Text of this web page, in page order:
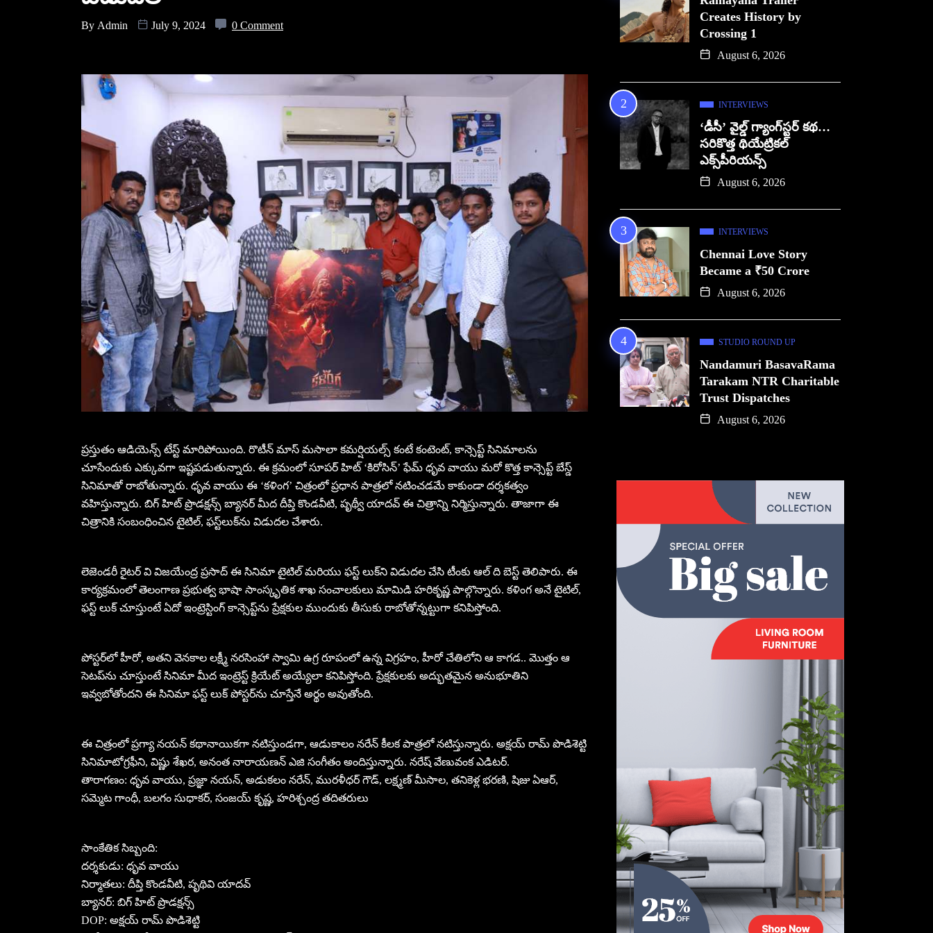
By Admin July 9, 2024 0 Comment
ప్రస్తుతం ఆడియెన్స్ టేస్ట్ మారిపోయింది. రొటీన్ మాస్ మసాలా కమర్షియల్స్ కంటే కంటెంట్, కాన్సెప్ట్ సినిమాలను
చూసేందుకు ఎక్కువగా ఇష్టపడుతున్నారు. ఈ క్రమంలో సూపర్‌ హిట్ ‘కిరోసిన్’ ఫేమ్ ధృవ వాయు మరో కొత్త కాన్సెప్ట్ బేస్డ్
సినిమాతో రాబోతున్నారు. ధృవ వాయు ఈ ‘కళింగ’ చిత్రంలో ప్రధాన పాత్రలో నటించడమే కాకుండా దర్శకత్వం
వహిస్తున్నారు. బిగ్ హిట్ ప్రొడక్షన్స్‌ బ్యానర్ మీద దీప్తి కొండవీటి, పృథ్వీ యాదవ్‌ ఈ చిత్రాన్ని నిర్మిస్తున్నారు. తాజాగా ఈ
చిత్రానికి సంబంధించిన టైటిల్‌, ఫస్ట్‌లుక్‌ను విడుదల చేశారు.
లెజెండరీ రైటర్ వి విజయేంద్ర ప్రసాద్ ఈ సినిమా టైటిల్ మరియు ఫస్ట్ లుక్‌ని విడుదల చేసి టీంకు ఆల్ ది బెస్ట్ తెలిపారు. ఈ
కార్యక్రమంలో తెలంగాణ ప్రభుత్వ భాషా సాంస్కృతిక శాఖ సంచాలకులు మామిడి హరికృష్ణ పాల్గొన్నారు. కళింగ అనే టైటిల్‌,
ఫస్ట్ లుక్ చూస్తుంటే ఏదో ఇంట్రెస్టింగ్‌ కాన్సెప్ట్‌ను ప్రేక్షకుల ముందుకు తీసుకు రాబోతోన్నట్టుగా కనిపిస్తోంది.
పోస్టర్‌లో హీరో, అతని వెనకాల లక్ష్మీ నరసింహా స్వామి ఉగ్ర రూపంలో ఉన్న విగ్రహం, హీరో చేతిలోని ఆ కాగడ.. మొత్తం ఆ
సెటప్‌ను చూస్తుంటే సినిమా మీద ఇంట్రెస్ట్ క్రియేట్ అయ్యేలా కనిపిస్తోంది. ప్రేక్షకులకు అద్భుతమైన అనుభూతిని
ఇవ్వబోతోందని ఈ సినిమా ఫస్ట్ లుక్ పోస్టర్‌ను చూస్తేనే అర్థం అవుతోంది.
ఈ చిత్రంలో ప్రగ్యా నయన్ కథానాయికగా నటిస్తుండగా, ఆడుకాలం నరేన్ కీలక పాత్రలో నటిస్తున్నారు. అక్షయ్ రామ్ పొడిశెట్టి
సినిమాటోగ్రఫీని, విష్ణు శేఖర, అనంత నారాయణన్ ఎజి సంగీతం అందిస్తున్నారు. నరేష్ వేణువంక ఎడిటర్.
తారాగణం: ధృవ వాయు, ప్రజ్ఞా నయన్, అడుకలం నరేన్, మురళీధర్ గౌడ్, లక్ష్మణ్ మీసాల, తనికెళ్ల భరణి, షిజు ఏఆర్,
సమ్మెట గాంధీ, బలగం సుధాకర్, సంజయ్ కృష్ణ, హరిశ్చంద్ర తదితరులు
సాంకేతిక సిబ్బంది:
దర్శకుడు: ధృవ వాయు
నిర్మాతలు: దీప్తి కొండవీటి, పృథివి యాదవ్
బ్యానర్: బిగ్ హిట్ ప్రొడక్షన్స్
DOP: అక్షయ్ రామ్ పొడిశెట్టి
Creates History by
Crossing 1
August 6, 2026
INTERVIEWS
‘డీసీ’ వైల్డ్ గ్యాంగ్‌స్టర్ కథ…
సరికొత్త థియేట్రికల్
ఎక్స్‌పీరియన్స్
August 6, 2026
INTERVIEWS
Chennai Love Story
Became a ₹50 Crore
August 6, 2026
STUDIO ROUND UP
Nandamuri BasavaRama
Tarakam NTR Charitable
Trust Dispatches
August 6, 2026